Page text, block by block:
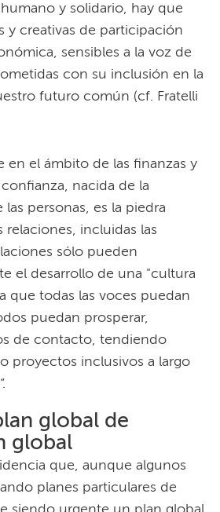
y solidario, hay que
y creativas de participación
sensibles a la voz de
con su inclusión en la
futuro común (cf. Fratelli
en el ámbito de las finanzas y
nacida de la
personas, es la piedra
relaciones, incluidas las
sólo pueden
el desarrollo de una "cultura
que todas las voces puedan
puedan prosperar,
de contacto, tendiendo
proyectos inclusivos a largo
global de
global
que, aunque algunos
planes particulares de